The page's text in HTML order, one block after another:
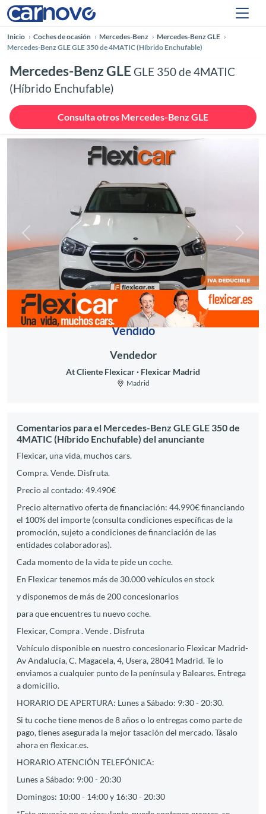
Inicio Coches de ocasión Mercedes-Benz
Mercedes-Benz GLE
Mercedes-Benz GLE GLE 350 de 4MATIC (Híbrido Enchufable)
Mercedes-Benz GLE GLE 350 de 4MATIC
(Híbrido Enchufable)
Consulta otros Mercedes-Benz GLE
Anterior
Vendido
Vendedor
At Cliente Flexicar Flexicar Madrid
Madrid
Comentarios para el Mercedes-Benz GLE GLE 350 de
4MATIC (Híbrido Enchufable) del anunciante
Flexicar, una vida, muchos cars.
Compra. Vende. Disfruta.
Precio al contado: 49.490€
Precio alternativo oferta de financiación: 44.990€ financiando
el 100% del importe (consulta condiciones específicas de la
promoción, sujeto a condiciones de financiación de las
entidades colaboradoras).
Cada momento de la vida te pide un coche.
En Flexicar tenemos más de 30.000 vehículos en stock
y disponemos de más de 200 concesionarios
para que encuentres tu nuevo coche.
Flexicar, Compra . Vende . Disfruta
Vehículo disponible en nuestro concesionario Flexicar Madrid-
Av Andalucía, C. Magacela, 4, Usera, 28041 Madrid. Te lo
enviamos a cualquier punto de la península y Baleares. Entrega
a domicilio.
HORARIO DE APERTURA: Lunes a Sábado: 9:30 - 20:30.
Si tu coche tiene menos de 8 años o lo entregas como parte de
pago, tienes asegurada la mejor tasación del mercado. Tásalo
ahora en flexicar.es.
HORARIO ATENCIÓN TELEFÓNICA:
Lunes a Sábado: 9:00 - 20:30
Domingos: 10:00 - 14:00 y 16:30 - 20:30